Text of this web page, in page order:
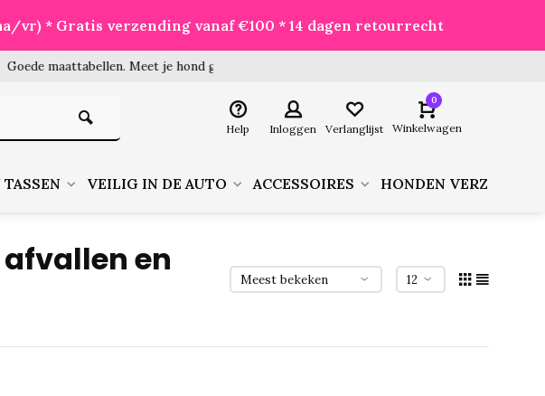
vr) * Gratis verzending vanaf €100 * 14 dagen retourrecht
maattabellen.Meet je hond goed voor je besteld!
Help Inloggen Verlanglijst
0
Winkelwagen
VEILIG IN DE AUTO ACCESSOIRES HONDEN
en